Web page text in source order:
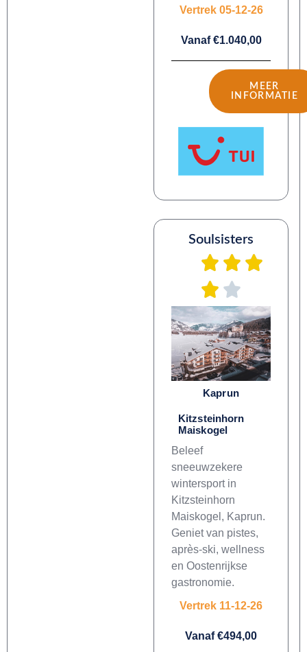
Vertrek 05-12-26
Vanaf €1.040,00
MEER
INFORMATIE
Soulsisters
Kaprun
Kitzsteinhorn
Maiskogel
Beleef
sneeuwzekere
wintersport in
Kitzsteinhorn
Maiskogel, Kaprun.
Geniet van pistes,
après-ski, wellness
en Oostenrijkse
gastronomie.
Vertrek 11-12-26
Vanaf €494,00